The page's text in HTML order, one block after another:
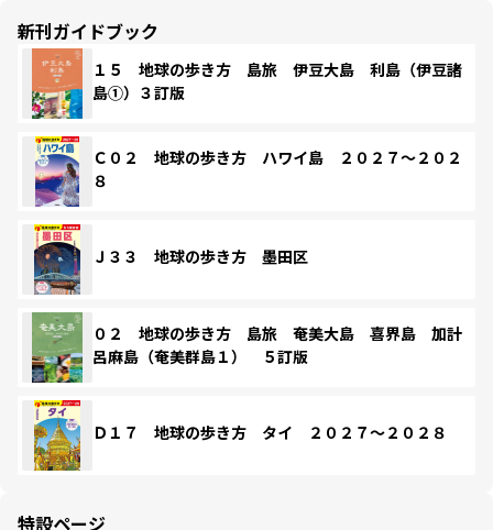
新刊ガイドブック
１５ 地球の歩き方 島旅 伊豆大島 利島（伊豆諸
島①）３訂版
Ｃ０２ 地球の歩き方 ハワイ島 ２０２７～２０２
８
Ｊ３３ 地球の歩き方 墨田区
０２ 地球の歩き方 島旅 奄美大島 喜界島 加計
呂麻島（奄美群島１） ５訂版
Ｄ１７ 地球の歩き方 タイ ２０２７～２０２８
特設ページ